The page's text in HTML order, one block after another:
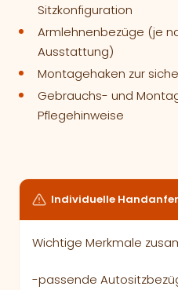
Sitzkonfiguration
Armlehnenbezüge (je
Ausstattung)
Montagehaken zur
Gebrauchs- und
Pflegehinweise
Individuelle
Wichtige Merkmale
-passende